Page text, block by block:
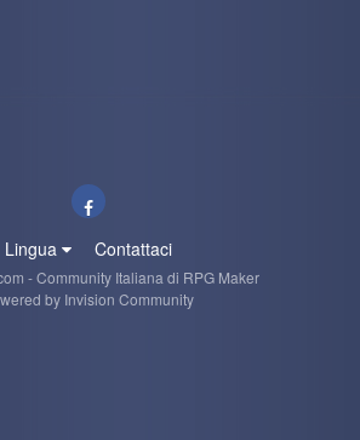
Lingua Contattaci
- Community Italiana di RPG Maker
by Invision Community